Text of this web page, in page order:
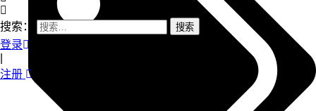
搜索：
登录
注册